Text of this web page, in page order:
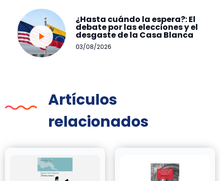
¿Hasta cuándo la espera?: El
debate por las elecciones y el
desgaste de la Casa Blanca
03/08/2026
Artículos
relacionados